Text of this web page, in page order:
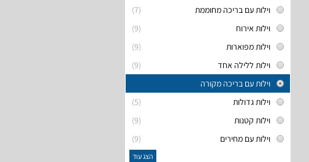
(7)
וילות עם בריכה מחוממת
(9)
וילות אירוח
(9)
וילות מפוארות
(9)
וילות ללילה אחד
וילות עם בריכה מקורה
(5)
וילות גדולות
(9)
וילות קטנות
(9)
וילות עם מחירים
הצג עוד